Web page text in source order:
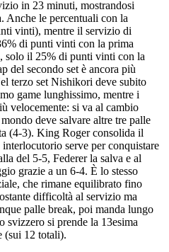
in 23 minuti, mostrandosi
Anche le percentuali con la
vinti), mentre il servizio di
di punti vinti con la prima
solo il 25% di punti vinti con la
del secondo set è ancora più
terzo set Nishikori deve subito
game lunghissimo, mentre i
velocemente: si va al cambio
deve salvare altre tre palle
(4-3). King Roger consolida il
serve per conquistare
del 5-5, Federer la salva e al
grazie a un 6-4. È lo stesso
che rimane equilibrato fino
difficoltà al servizio ma
palle break, poi manda lungo
svizzero si prende la 13esima
(sui 12 totali).